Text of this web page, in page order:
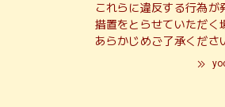
これらに違反する行為が
措置をとらせていただく
あらかじめご了承くださ